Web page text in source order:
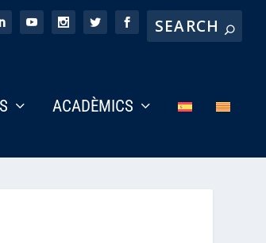
ACADÈMICS